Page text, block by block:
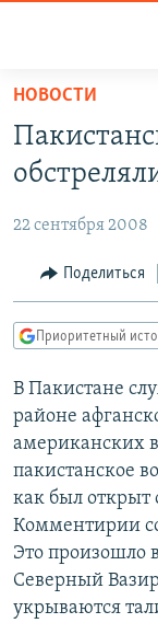
доступа
Вернуться
основному
Вернутся
главной
навигации
Вернутся
поиску
ПОДКАСТЫ
АВТОРСКИЕ
ЦИТАТЫ
МНЕНИЯ
IDEL.РЕАЛИИ
СЕВЕР.РЕАЛИИ
РАСПИСАНИЕ
ПОДПИШИТЕСЬ
СОЦИАЛЬНЫЕ СЕТИ
НОВОСТИ
22 сентября 2008
Поделиться
Приоритетный
В Пакистане
районе
американских
пакистанское
как был открыт
Комментирии
Это произошло
Северный
укрываются